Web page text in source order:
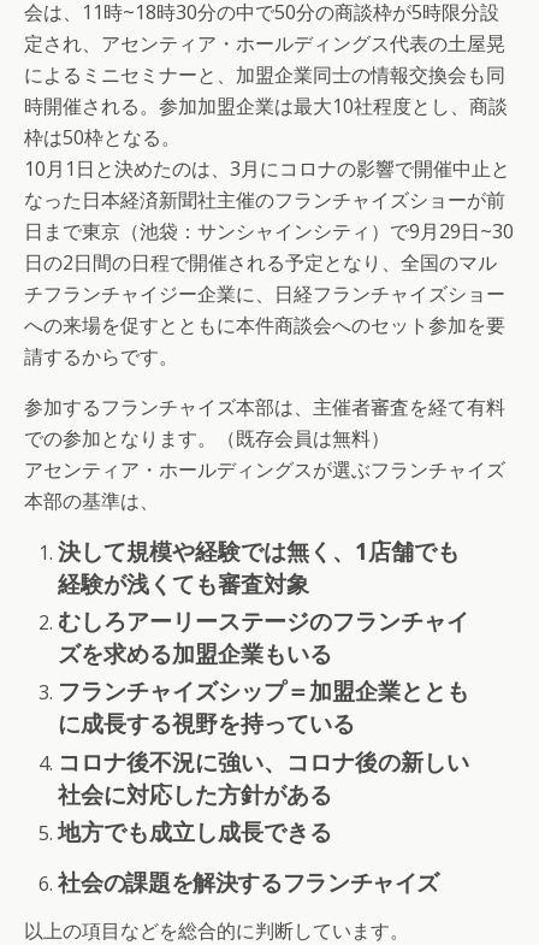
会は、11時~18時30分の中で50分の商談枠が5時限分設
定され、アセンティア・ホールディングス代表の土屋晃
によるミニセミナーと、加盟企業同士の情報交換会も同
時開催される。参加加盟企業は最大10社程度とし、商談
枠は50枠となる。
10月1日と決めたのは、3月にコロナの影響で開催中止と
なった日本経済新聞社主催のフランチャイズショーが前
日まで東京（池袋：サンシャインシティ）で9月29日~30
日の2日間の日程で開催される予定となり、全国のマル
チフランチャイジー企業に、日経フランチャイズショー
への来場を促すとともに本件商談会へのセット参加を要
請するからです。
参加するフランチャイズ本部は、主催者審査を経て有料
での参加となります。（既存会員は無料）
アセンティア・ホールディングスが選ぶフランチャイズ
本部の基準は、
決して規模や経験では無く、1店舗でも
経験が浅くても審査対象
むしろアーリーステージのフランチャイ
ズを求める加盟企業もいる
フランチャイズシップ＝加盟企業ととも
に成長する視野を持っている
コロナ後不況に強い、コロナ後の新しい
社会に対応した方針がある
地方でも成立し成長できる
社会の課題を解決するフランチャイズ
以上の項目などを総合的に判断しています。